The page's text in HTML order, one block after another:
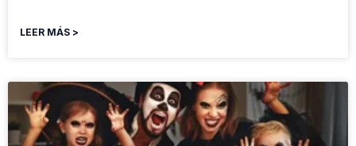
LEER MÁS >